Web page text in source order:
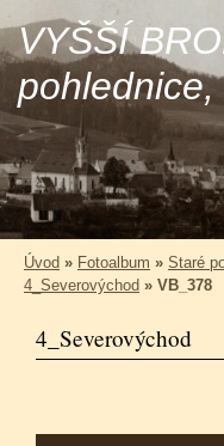
VYŠŠÍ
Úvod » Fotoalbum » Staré
4_Severovýchod » VB_378
4_Severovýchod